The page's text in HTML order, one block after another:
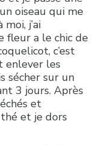
oiseau qui me
j’ai
fleur a le chic de
c’est
enlever les
sécher sur un
3 jours. Après
et
et je dors